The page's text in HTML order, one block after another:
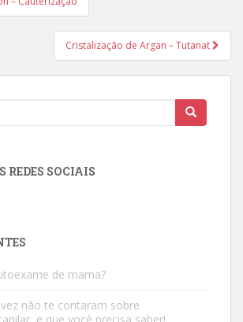
Cristalização de Argan – Tutanat
REDES SOCIAIS
de mama?
não te contaram sobre